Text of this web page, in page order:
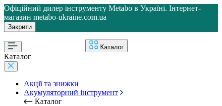
Офіційний дилер інструменту Metabo в Україні. Інтернет-
магазин metabo-ukraine.com.ua
Закрити
Каталог
Каталог
Акції та знижки
Акумуляторний інструмент
Каталог